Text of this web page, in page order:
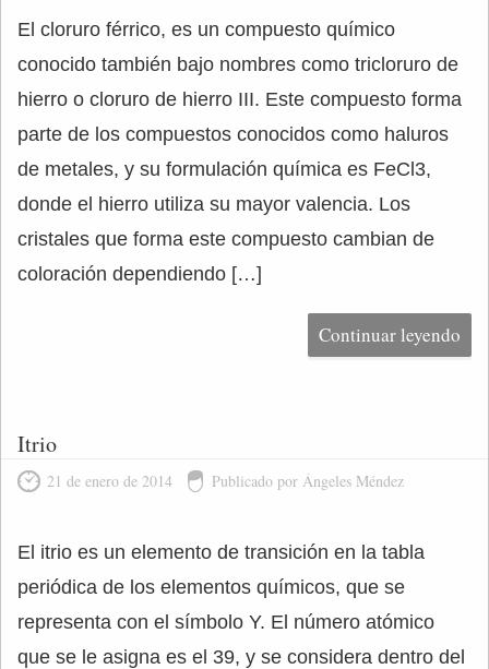
El cloruro férrico, es un compuesto químico
conocido también bajo nombres como tricloruro de
hierro o cloruro de hierro III. Este compuesto forma
parte de los compuestos conocidos como haluros
de metales, y su formulación química es FeCl3,
donde el hierro utiliza su mayor valencia. Los
cristales que forma este compuesto cambian de
coloración dependiendo […]
Continuar leyendo
Itrio
21 de enero de 2014 Publicado por Ángeles Méndez
El itrio es un elemento de transición en la tabla
periódica de los elementos químicos, que se
representa con el símbolo Y. El número atómico
que se le asigna es el 39, y se considera dentro del